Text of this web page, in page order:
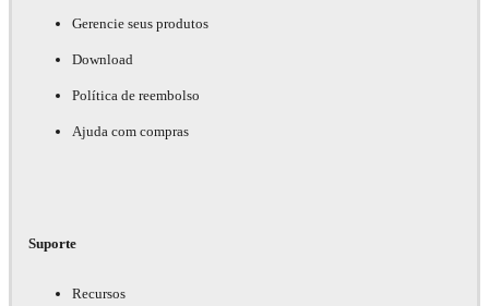
Gerencie seus produtos
Download
Política de reembolso
Ajuda com compras
Suporte
Recursos